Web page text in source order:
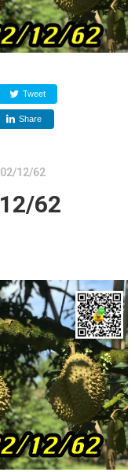
Tweet
Share
12/62
62